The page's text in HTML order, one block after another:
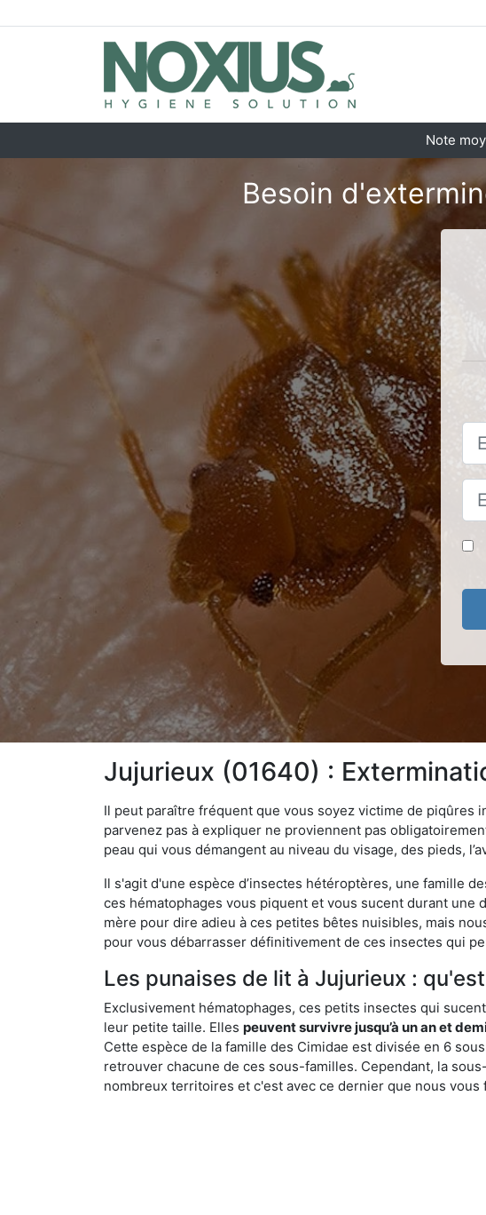
Note
Besoin
Jujurieux (01640) :
Il peut paraître fréquent que vous soyez victime de piqûres
parvenez pas à expliquer ne proviennent pas
peau qui vous démangent au niveau du visage, des pieds,
Il s'agit d'une espèce d’insectes hétéroptères, une famille
ces hématophages vous piquent et vous sucent durant
mère pour dire adieu à ces petites bêtes nuisibles, mais
pour vous débarrasser définitivement de ces insectes qui
Les punaises de lit à Jujurieux :
Exclusivement hématophages, ces petits insectes qui
leur petite taille. Elles peuvent survivre jusqu’à un an et
Cette espèce de la famille des Cimidae est divisée en 6
retrouver chacune de ces sous-familles. Cependant, la
nombreux territoires et c'est avec ce dernier que nous